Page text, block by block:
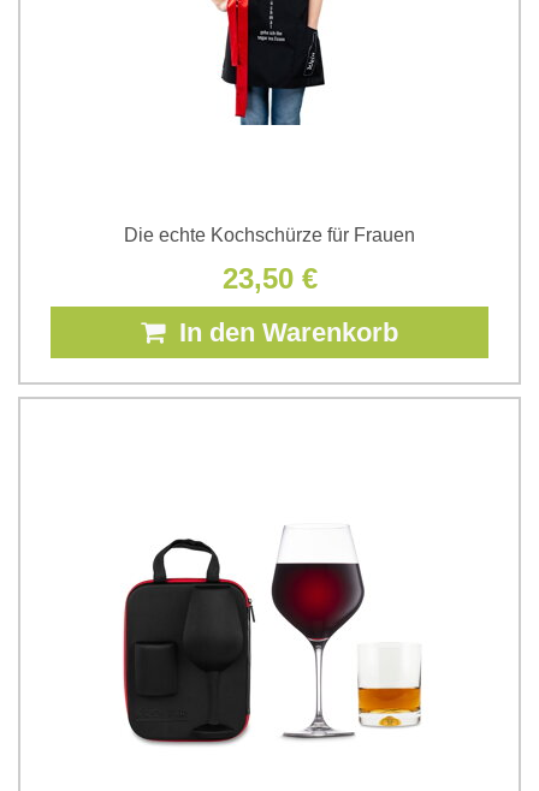
Die echte Kochschürze für Frauen
23,50 €
In den Warenkorb